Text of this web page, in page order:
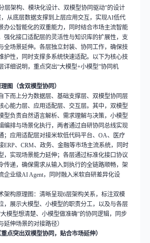
层架构、模块化设计、双模型协同驱动”的设计
从底层数据支撑到上层应用交互，实现AI低代
办公智能化的双重能力，同时结合市场主流智能
强化接口适配层的灵活性与知识库的扩展性，支
全场景延伸。各层独立封装、协同工作，确保技
护性，同时支撑多系统快速适配。以下为核心技
详细说明，重点突出“大模型+小模型”协同机
图（含双模型协同）
下而上分为数据层、基础支撑层、双模型协同层
心能力层、应用适配层、交互层。其中，双模型
型负责自然语言解析、需求理解与决策，小模型
编排与场景化执行，两者通过自研协同总线实现
；应用适配层对接米软低代码平台、OA、医疗
ERP、CRM、政务、金融等市场主流系统，同时
，实现场景能力延伸；各层通过标准化接口协议
传递，确保需求从输入到执行的全链路顺畅，架
企业级AI Agent，同时融入米软自研差异化设
架构原理图：清晰呈现6层架构关系，标注双模
，展示大模型、小模型的职责分工，以及与各层
大模型想清楚、小模型做准确”的协同逻辑，同步
延伸场景的对接路径）
点突出双模型协同，贴合市场延伸）